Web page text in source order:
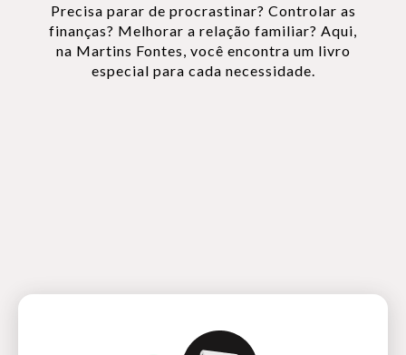
Precisa parar de procrastinar? Controlar as
finanças? Melhorar a relação familiar? Aqui,
na Martins Fontes, você encontra um livro
especial para cada necessidade.